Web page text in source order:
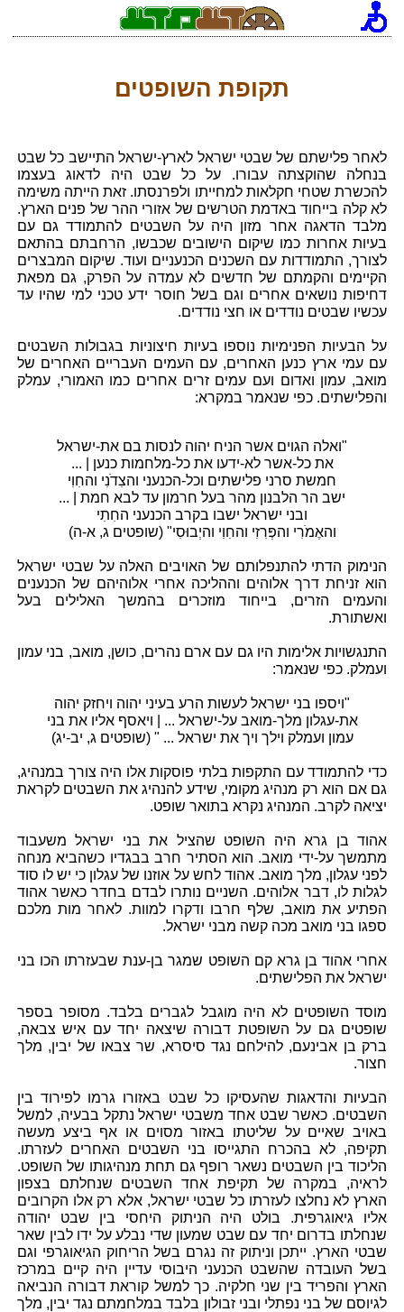
תקופת השופטים
לאחר פלישתם של שבטי ישראל לארץ-ישראל התיישב כל שבט
בנחלה שהוקצתה עבורו. על כל שבט היה לדאוג בעצמו
להכשרת שטחי חקלאות למחייתו ולפרנסתו. זאת הייתה משימה
לא קלה בייחוד באדמת הטרשים של אזורי ההר של פנים הארץ.
מלבד הדאגה אחר מזון היה על השבטים להתמודד גם עם
בעיות אחרות כמו שיקום הישובים שכבשו, הרחבתם בהתאם
לצורך, התמודדות עם השכנים הכנעניים ועוד. שיקום המבצרים
הקיימים והקמתם של חדשים לא עמדה על הפרק, גם מפאת
דחיפות נושאים אחרים וגם בשל חוסר ידע טכני למי שהיו עד
עכשיו שבטים נודדים או חצי נודדים.
על הבעיות הפנימיות נוספו בעיות חיצוניות בגבולות השבטים
עם עמי ארץ כנען האחרים, עם העמים העבריים האחרים של
מואב, עמון ואדום ועם עמים זרים אחרים כמו האמורי, עמלק
והפלישתים. כפי שנאמר במקרא:
"ואלה הגוים אשר הניח יהוה לנסות בם את-ישראל
את כל-אשר לא-ידעו את כל-מלחמות כנען | ...
חמשת סרני פלישתים וכל-הכנעני והצִדֹנִי והחִוִי
ישב הר הלבנון מהר בעל חרמון עד לבא חמת | ...
ובני ישראל ישבו בקרב הכנעני החִתִי
והאֶמֹרִי והפְּרִזִי והחִוִי והיְבוּסִי" (שופטים ג, א-ה)
הנימוק הדתי להתנפלותם של האויבים האלה על שבטי ישראל
הוא זניחת דרך אלוהים וההליכה אחרי אלוהיהם של הכנענים
והעמים הזרים, בייחוד מוזכרים בהמשך האלילים בעל
ואשתורת.
התנגשויות אלימות היו גם עם ארם נהרים, כושן, מואב, בני עמון
ועמלק. כפי שנאמר:
"ויספו בני ישראל לעשות הרע בעיני יהוה ויחזק יהוה
את-עגלון מלך-מואב על-ישראל ... | ויאסף אליו את בני
עמון ועמלק וילך ויך את ישראל ... " (שופטים ג, יב-יג)
כדי להתמודד עם התקפות בלתי פוסקות אלו היה צורך במנהיג,
גם אם הוא רק מנהיג מקומי, שידע להנהיג את השבטים לקראת
יציאה לקרב. המנהיג נקרא בתואר שופט.
אהוד בן גרא היה השופט שהציל את בני ישראל משעבוד
מתמשך על-ידי מואב. הוא הסתיר חרב בבגדיו כשהביא מנחה
לפני עגלון, מלך מואב. אהוד לחש על אוזנו של עגלון כי יש לו סוד
לגלות לו, דבר אלוהים. השניים נותרו לבדם בחדר כאשר אהוד
הפתיע את מואב, שלף חרבו ודקרו למוות. לאחר מות מלכם
ספגו בני מואב מכה קשה מבני ישראל.
אחרי אהוד בן גרא קם השופט שמגר בן-ענת שבעזרתו הכו בני
ישראל את הפלישתים.
מוסד השופטים לא היה מוגבל לגברים בלבד. מסופר בספר
שופטים גם על השופטת דבורה שיצאה יחד עם איש צבאה,
ברק בן אבינעם, להילחם נגד סיסרא, שר צבאו של יבין, מלך
חצור.
הבעיות והדאגות שהעסיקו כל שבט באזורו גרמו לפירוד בין
השבטים. כאשר שבט אחד משבטי ישראל נתקל בבעיה, למשל
באויב שאיים על שליטתו באזור מסוים או אף ביצע מעשה
תקיפה, לא בהכרח התגייסו בני השבטים האחרים לעזרתו.
הליכוד בין השבטים נשאר רופף גם תחת מנהיגותו של השופט.
לראיה, במקרה של תקיפת אחד השבטים שנחלתם בצפון
הארץ לא נחלצו לעזרתו כל שבטי ישראל, אלא רק אלו הקרובים
אליו גיאוגרפית. בולט היה הניתוק היחסי בין שבט יהודה
שנחלתו בדרום יחד עם שבט שמעון שדי נבלע על ידו לבין שאר
שבטי הארץ. ייתכן וניתוק זה נגרם בשל הריחוק הגיאוגרפי וגם
בשל העובדה שהשבט הכנעני היבוסי עדיין היה קיים במרכז
הארץ והפריד בין שני חלקיה. כך למשל קוראת דבורה הנביאה
לגיוסם של בני נפתלי ובני זבולון בלבד במלחמתם נגד יבין, מלך